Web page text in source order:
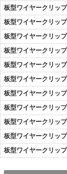
板型ワイヤークリッ
板型ワイヤークリッ
板型ワイヤークリッ
板型ワイヤークリッ
板型ワイヤークリッ
板型ワイヤークリッ
板型ワイヤークリッ
板型ワイヤークリッ
板型ワイヤークリッ
板型ワイヤークリッ
板型ワイヤークリッ